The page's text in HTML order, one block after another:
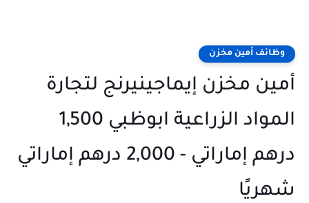
وظائف أمين مخزن
أمين مخزن إيماجينيرنج لتجارة
المواد الزراعية ابوظبي 1,500
درهم إماراتي - 2,000 درهم إماراتي
شهريًا